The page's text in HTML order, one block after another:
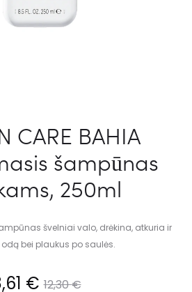
CARE BAHIA
šampūnas
250ml
švelniai valo, drėkina, atkuria ir
bei plaukus po saulės.
12,30€
€